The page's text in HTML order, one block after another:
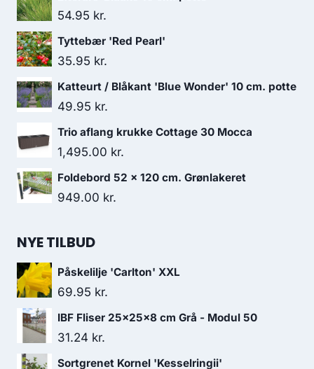
54.95 kr.
Tyttebær 'Red Pearl'
35.95 kr.
Katteurt / Blåkant 'Blue Wonder' 10 cm. potte
49.95 kr.
Trio aflang krukke Cottage 30 Mocca
1,495.00 kr.
Foldebord 52 x 120 cm. Grønlakeret
949.00 kr.
NYE TILBUD
Påskelilje 'Carlton' XXL
69.95 kr.
IBF Fliser 25x25x8 cm Grå - Modul 50
31.24 kr.
Sortgrenet Kornel 'Kesselringii'